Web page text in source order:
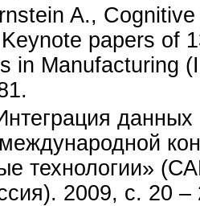
A.,
papers of
in Manufacturing
данных
технологии»
2009, с. 20 –